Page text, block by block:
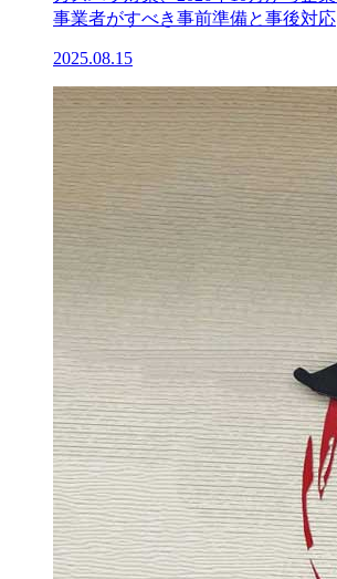
事業者がすべき事前準備と事後対応
2025.08.15